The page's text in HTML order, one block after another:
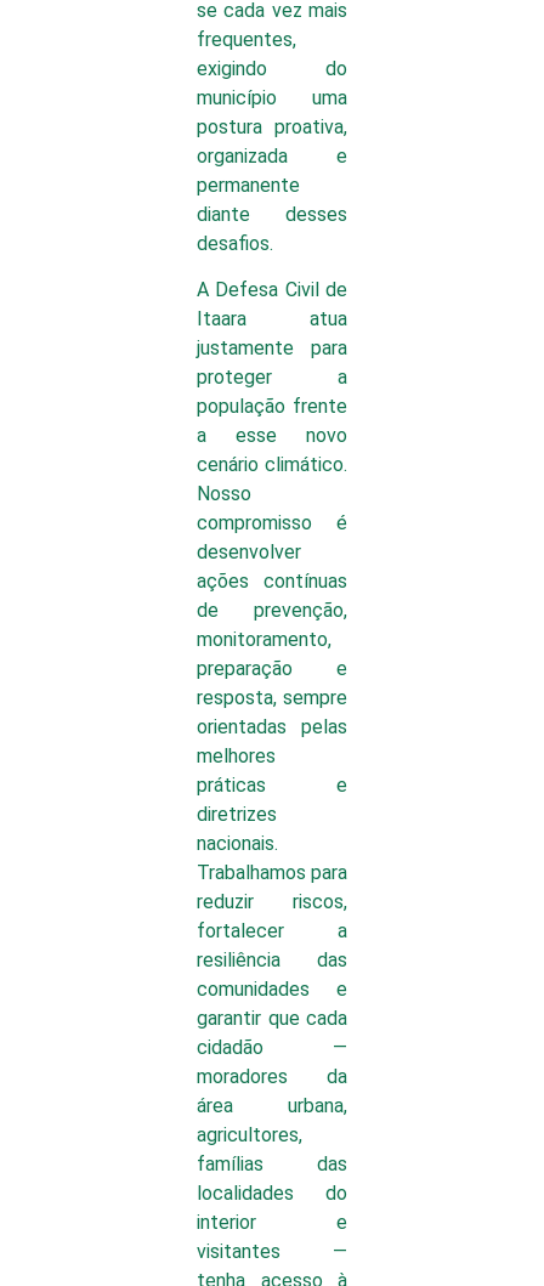
se cada vez mais
frequentes,
exigindo do
município uma
postura proativa,
organizada e
permanente
diante desses
desafios.
A Defesa Civil de
Itaara atua
justamente para
proteger a
população frente
a esse novo
cenário climático.
Nosso
compromisso é
desenvolver
ações contínuas
de prevenção,
monitoramento,
preparação e
resposta, sempre
orientadas pelas
melhores
práticas e
diretrizes
nacionais.
Trabalhamos para
reduzir riscos,
fortalecer a
resiliência das
comunidades e
garantir que cada
cidadão —
moradores da
área urbana,
agricultores,
famílias das
localidades do
interior e
visitantes —
tenha acesso à